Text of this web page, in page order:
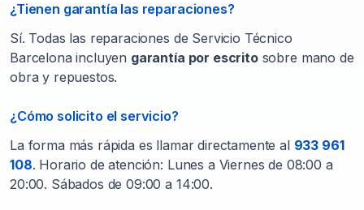
¿Tienen garantía las reparaciones?
Sí. Todas las reparaciones de Servicio Técnico
Barcelona incluyen garantía por escritosobre mano de
obra y repuestos.
¿Cómo solicito el servicio?
La forma más rápida es llamar directamente al 933 961
108. Horario de atención: Lunes a Viernes de 08:00 a
20:00. Sábados de 09:00 a 14:00.